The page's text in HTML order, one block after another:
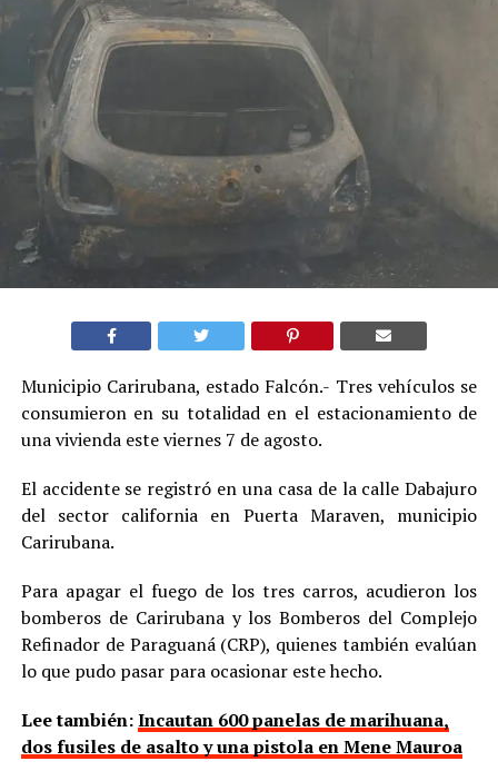
Municipio Carirubana, estado Falcón.- Tres vehículos se
consumieron en su totalidad en el estacionamiento de
una vivienda este viernes 7 de agosto.
El accidente se registró en una casa de la calle Dabajuro
del sector california en Puerta Maraven, municipio
Carirubana.
Para apagar el fuego de los tres carros, acudieron los
bomberos de Carirubana y los Bomberos del Complejo
Refinador de Paraguaná (CRP), quienes también evalúan
lo que pudo pasar para ocasionar este hecho.
Lee también:Incautan 600 panelas de marihuana,
dos fusiles de asalto y una pistola en Mene Mauroa